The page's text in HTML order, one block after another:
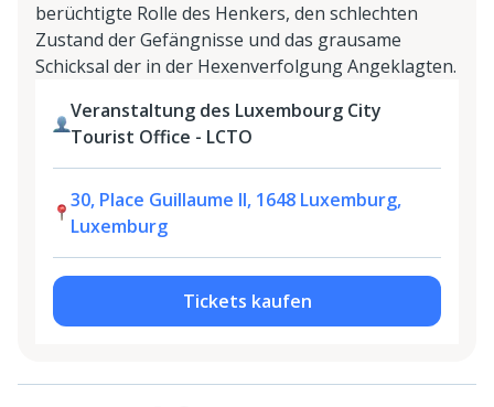
berüchtigte Rolle des Henkers, den schlechten
Zustand der Gefängnisse und das grausame
Schicksal der in der Hexenverfolgung Angeklagten.
Veranstaltung des Luxembourg City
Tourist Office - LCTO
30, Place Guillaume II, 1648 Luxemburg,
Luxemburg
Tickets kaufen